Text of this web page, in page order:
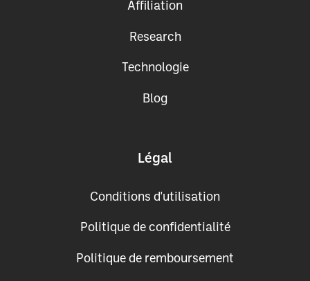
Affiliation
Research
Technologie
Blog
Légal
Conditions d'utilisation
Politique de confidentialité
Politique de remboursement